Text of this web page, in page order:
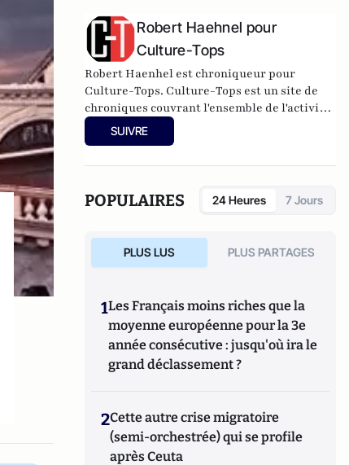
Robert Haehnel pour
Culture-Tops
Robert Haenhel est chroniqueur pour
Culture-Tops. Culture-Tops est un site de
chroniques couvrant l'ensemble de l'activité
culturelle (théâtre, One Man Shows, opéras,
ballets, spectacles divers, cinéma, expos,
SUIVRE
POPULAIRES 24 Heures 7 Jours
PLUS LUS PLUS PARTAGES
1Les Français moins riches que la
moyenne européenne pour la 3e
année consécutive : jusqu'où ira le
grand déclassement ?
2Cette autre crise migratoire
(semi-orchestrée) qui se profile
après Ceuta